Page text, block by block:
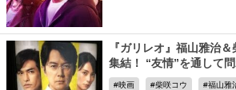
『ガリレオ』福山雅治
集結！ “友情”を通して
映画 柴咲コウ 福山雅